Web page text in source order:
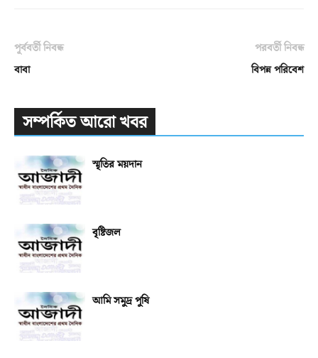
পূর্ববর্তী নিবন্ধ
বাবা
পরবর্তী নিবন্ধ
বিপন্ন পরিবেশ
সম্পর্কিত আরো খবর
স্মৃতির ময়দান
বৃষ্টিজল
আমি সমুদ্র পুষি